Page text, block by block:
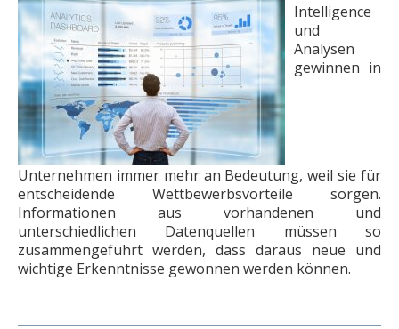
Intelligence
und
Analysen
gewinnen in
Unternehmen immer mehr an Bedeutung, weil sie für
entscheidende Wettbewerbsvorteile sorgen.
Informationen aus vorhandenen und
unterschiedlichen Datenquellen müssen so
zusammengeführt werden, dass daraus neue und
wichtige Erkenntnisse gewonnen werden können.